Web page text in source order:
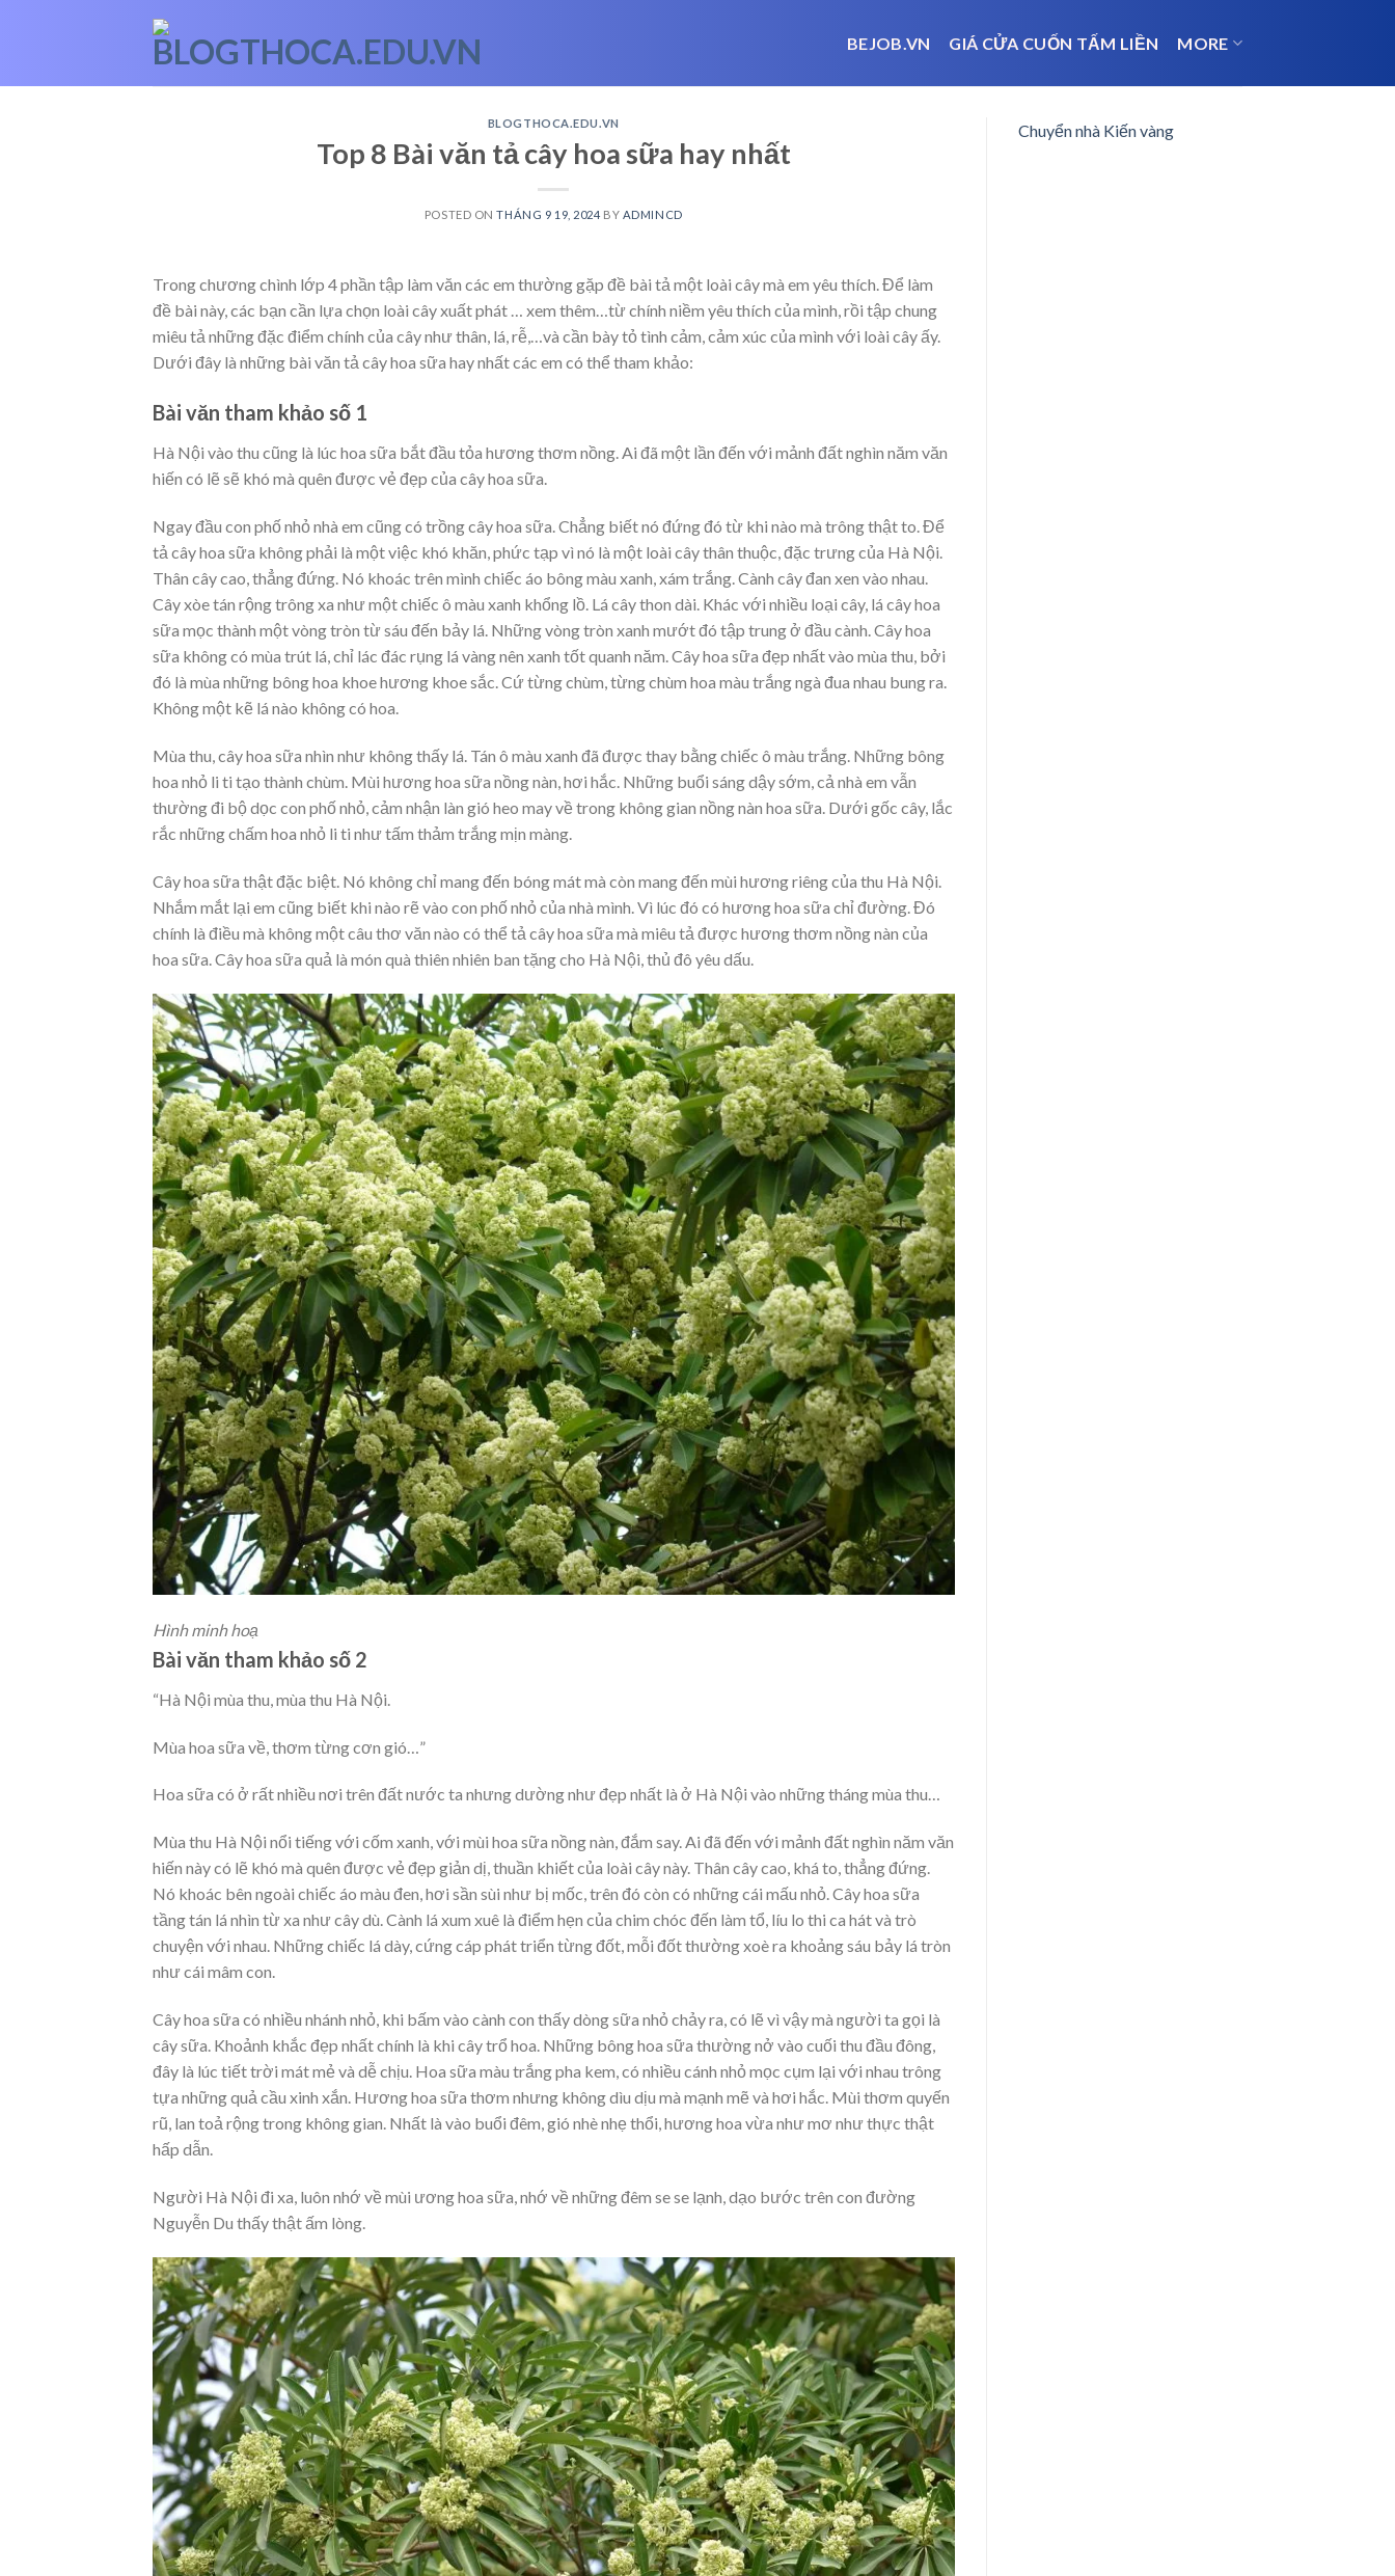
BEJOB.VN GIÁ CỬA CUỐN TẤM LIỀN MORE
BLOGTHOCA.EDU.VN
Top 8 Bài văn tả cây hoa sữa hay nhất
POSTED ONTHÁNG 9 19, 2024 BY ADMINCD
Trong chương chình lớp 4 phần tập làm văn các em thường gặp đề bài tả một loài cây mà em yêu thích. Để làm
đề bài này, các bạn cần lựa chọn loài cây xuất phát
… xem thêm… từ chính niềm yêu thích của mình, rồi tập chung
miêu tả những đặc điểm chính của cây như thân, lá, rễ,…và cần bày tỏ tình cảm, cảm xúc của mình với loài cây ấy.
Dưới đây là những bài văn tả cây hoa sữa hay nhất các em có thể tham khảo:
Bài văn tham khảo số 1
Hà Nội vào thu cũng là lúc hoa sữa bắt đầu tỏa hương thơm nồng. Ai đã một lần đến với mảnh đất nghìn năm văn
hiến có lẽ sẽ khó mà quên được vẻ đẹp của cây hoa sữa.
Ngay đầu con phố nhỏ nhà em cũng có trồng cây hoa sữa. Chẳng biết nó đứng đó từ khi nào mà trông thật to. Để
tả cây hoa sữa không phải là một việc khó khăn, phức tạp vì nó là một loài cây thân thuộc, đặc trưng của Hà Nội.
Thân cây cao, thẳng đứng. Nó khoác trên mình chiếc áo bông màu xanh, xám trắng. Cành cây đan xen vào nhau.
Cây xòe tán rộng trông xa như một chiếc ô màu xanh khổng lồ. Lá cây thon dài. Khác với nhiều loại cây, lá cây hoa
sữa mọc thành một vòng tròn từ sáu đến bảy lá. Những vòng tròn xanh mướt đó tập trung ở đầu cành. Cây hoa
sữa không có mùa trút lá, chỉ lác đác rụng lá vàng nên xanh tốt quanh năm. Cây hoa sữa đẹp nhất vào mùa thu, bởi
đó là mùa những bông hoa khoe hương khoe sắc. Cứ từng chùm, từng chùm hoa màu trắng ngà đua nhau bung ra.
Không một kẽ lá nào không có hoa.
Mùa thu, cây hoa sữa nhìn như không thấy lá. Tán ô màu xanh đã được thay bằng chiếc ô màu trắng. Những bông
hoa nhỏ li ti tạo thành chùm. Mùi hương hoa sữa nồng nàn, hơi hắc. Những buổi sáng dậy sớm, cả nhà em vẫn
thường đi bộ dọc con phố nhỏ, cảm nhận làn gió heo may về trong không gian nồng nàn hoa sữa. Dưới gốc cây, lắc
rắc những chấm hoa nhỏ li ti như tấm thảm trắng mịn màng.
Cây hoa sữa thật đặc biệt. Nó không chỉ mang đến bóng mát mà còn mang đến mùi hương riêng của thu Hà Nội.
Nhắm mắt lại em cũng biết khi nào rẽ vào con phố nhỏ của nhà mình. Vì lúc đó có hương hoa sữa chỉ đường. Đó
chính là điều mà không một câu thơ văn nào có thể tả cây hoa sữa mà miêu tả được hương thơm nồng nàn của
hoa sữa. Cây hoa sữa quả là món quà thiên nhiên ban tặng cho Hà Nội, thủ đô yêu dấu.
Hình minh hoạ
Bài văn tham khảo số 2
“Hà Nội mùa thu, mùa thu Hà Nội.
Mùa hoa sữa về, thơm từng cơn gió…”
Hoa sữa có ở rất nhiều nơi trên đất nước ta nhưng dường như đẹp nhất là ở Hà Nội vào những tháng mùa thu…
Mùa thu Hà Nội nổi tiếng với cốm xanh, với mùi hoa sữa nồng nàn, đắm say. Ai đã đến với mảnh đất nghìn năm văn
hiến này có lẽ khó mà quên được vẻ đẹp giản dị, thuần khiết của loài cây này. Thân cây cao, khá to, thẳng đứng.
Nó khoác bên ngoài chiếc áo màu đen, hơi sần sùi như bị mốc, trên đó còn có những cái mấu nhỏ. Cây hoa sữa
tầng tán lá nhìn từ xa như cây dù. Cành lá xum xuê là điểm hẹn của chim chóc đến làm tổ, líu lo thi ca hát và trò
chuyện với nhau. Những chiếc lá dày, cứng cáp phát triển từng đốt, mỗi đốt thường xoè ra khoảng sáu bảy lá tròn
như cái mâm con.
Cây hoa sữa có nhiều nhánh nhỏ, khi bấm vào cành con thấy dòng sữa nhỏ chảy ra, có lẽ vì vậy mà người ta gọi là
cây sữa. Khoảnh khắc đẹp nhất chính là khi cây trổ hoa. Những bông hoa sữa thường nở vào cuối thu đầu đông,
đây là lúc tiết trời mát mẻ và dễ chịu. Hoa sữa màu trắng pha kem, có nhiều cánh nhỏ mọc cụm lại với nhau trông
tựa những quả cầu xinh xắn. Hương hoa sữa thơm nhưng không dìu dịu mà mạnh mẽ và hơi hắc. Mùi thơm quyến
rũ, lan toả rộng trong không gian. Nhất là vào buổi đêm, gió nhè nhẹ thổi, hương hoa vừa như mơ như thực thật
hấp dẫn.
Người Hà Nội đi xa, luôn nhớ về mùi ương hoa sữa, nhớ về những đêm se se lạnh, dạo bước trên con đường
Nguyễn Du thấy thật ấm lòng.
Chuyển nhà Kiến vàng